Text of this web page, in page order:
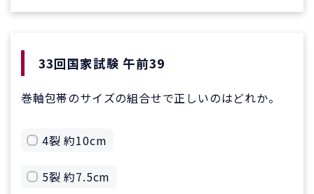
33回国家試験 午前39
巻軸包帯のサイズの組合せで正しいのはどれか。
4裂 約10cm
5裂 約7.5cm